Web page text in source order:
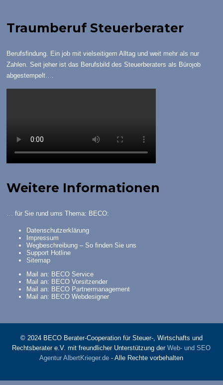
Traumberuf Steuerberater
Berufsfindung. Ein job mit vielseitigem Alltag und weit mehr als nur
Zahlen. Seit jeher ist das Berufsbild des Steuerberaters als Bürojob
abgestempelt….
Weitere Informationen
… für Sie rund ums Thema: BECO:
Datenschutzerklärung
Impressum
Wegbeschreibung – So finden Sie uns
Support Hotline
Sitemap
Mail an: BECO Service
Mail an: BECO Vorsitzender
Mail an: BECO Partnermanagement
Mail an: BECO Webdesigner
© 2024 BECO Berater-Cooperation für Steuer-, Wirtschafts und
Rechtsberater e.V. mit freundlicher Unterstützung derWeb- und SEO
Agentur AlbertKrieger.de - Alle Rechte vorbehalten